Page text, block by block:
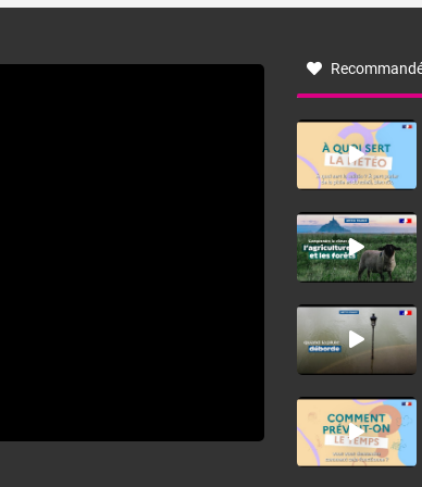
à nord-ouest, dans un secteur qui part du Roussillon à la
monts, en allusion aux régions montagneuses d’où